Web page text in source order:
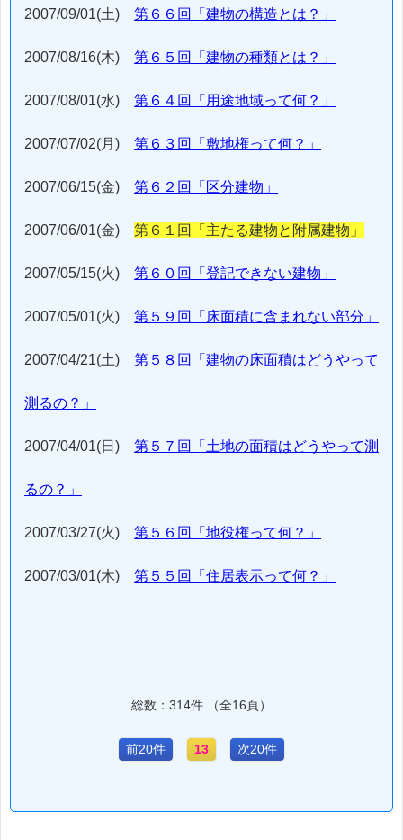
2007/09/01(土) 第６６回「建物の構造とは？」
2007/08/16(木) 第６５回「建物の種類とは？」
2007/08/01(水) 第６４回「用途地域って何？」
2007/07/02(月) 第６３回「敷地権って何？」
2007/06/15(金) 第６２回「区分建物」
2007/06/01(金) 第６１回「主たる建物と附属建物」
2007/05/15(火) 第６０回「登記できない建物」
2007/05/01(火) 第５９回「床面積に含まれない部分」
2007/04/21(土) 第５８回「建物の床面積はどうやって
測るの？」
2007/04/01(日) 第５７回「土地の面積はどうやって測
るの？」
2007/03/27(火) 第５６回「地役権って何？」
2007/03/01(木) 第５５回「住居表示って何？」
総数：314件 （全16頁）
前20件 13 次20件